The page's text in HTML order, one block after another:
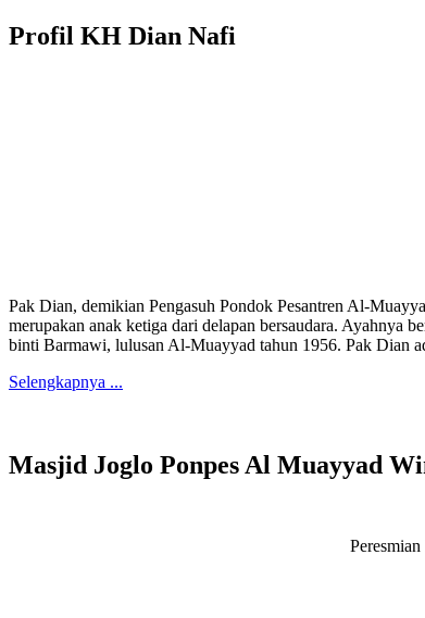
Profil KH Dian Nafi
Pak Dian, demikian Pengasuh Pondok Pesantren Al-
merupakan anak ketiga dari delapan bersaudara. Ayahnya
binti Barmawi, lulusan Al-Muayyad tahun 1956. Pak Dian
Selengkapnya ...
Masjid Joglo Ponpes Al Muayyad